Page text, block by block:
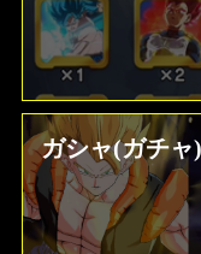
ガシャ(ガチャ)大当たり演出まとめ【7/8更